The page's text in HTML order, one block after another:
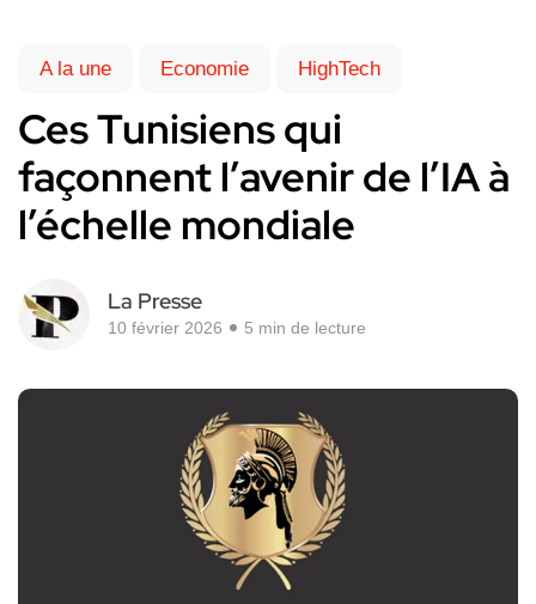
A la une Economie HighTech
Ces Tunisiens qui
façonnent l’avenir de l’IA à
l’échelle mondiale
La Presse
10 février 2026 5 min de lecture